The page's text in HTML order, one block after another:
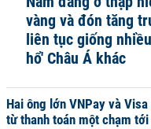
vàng và đón tăng
liên tục giống
hổ' Châu Á khác
Hai ông lớn VNPay và
từ thanh toán một chạm